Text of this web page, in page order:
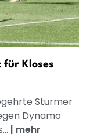
für Kloses
Stürmer
Dynamo
| mehr